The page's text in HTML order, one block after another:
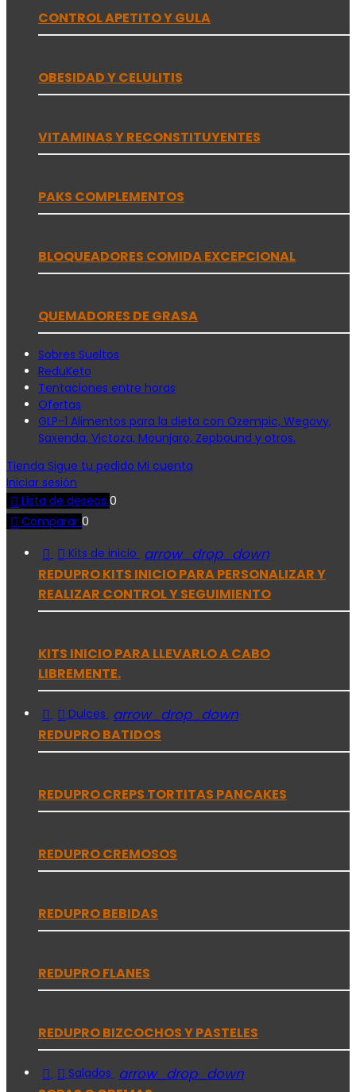
CONTROL APETITO Y GULA
OBESIDAD Y CELULITIS
VITAMINAS Y RECONSTITUYENTES
PAKS COMPLEMENTOS
BLOQUEADORES COMIDA EXCEPCIONAL
QUEMADORES DE GRASA
Sobres Sueltos
ReduKeto
Tentaciones entre horas
Ofertas
GLP-1 Alimentos para la dieta con Ozempic, Wegovy,
Saxenda, Victoza, Mounjaro, Zepbound y otros.
Tienda Sigue tu pedido Mi cuenta
Iniciar sesión
 Lista de deseos 0
 Comparar 0
  Kits de inicio arrow_drop_down
REDUPRO KITS INICIO PARA PERSONALIZAR Y
REALIZAR CONTROL Y SEGUIMIENTO
KITS INICIO PARA LLEVARLO A CABO
LIBREMENTE.
  Dulces arrow_drop_down
REDUPRO BATIDOS
REDUPRO CREPS TORTITAS PANCAKES
REDUPRO CREMOSOS
REDUPRO BEBIDAS
REDUPRO FLANES
REDUPRO BIZCOCHOS Y PASTELES
  Salados arrow_drop_down